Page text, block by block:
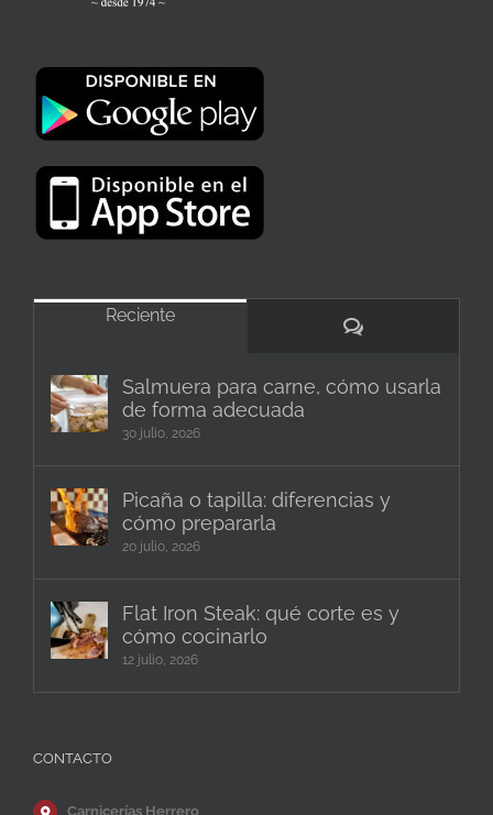
Reciente
Comentarios
Salmuera para carne, cómo usarla
de forma adecuada
30 julio, 2026
Picaña o tapilla: diferencias y
cómo prepararla
20 julio, 2026
Flat Iron Steak: qué corte es y
cómo cocinarlo
12 julio, 2026
CONTACTO
Carnicerías Herrero